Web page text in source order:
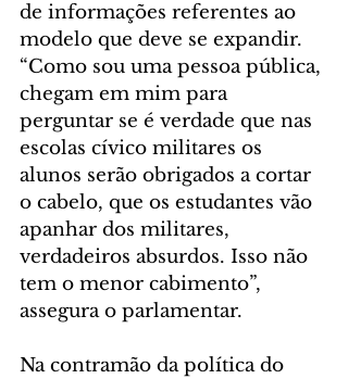
de informações referentes ao
modelo que deve se expandir.
“Como sou uma pessoa pública,
chegam em mim para
perguntar se é verdade que nas
escolas cívico militares os
alunos serão obrigados a cortar
o cabelo, que os estudantes vão
apanhar dos militares,
verdadeiros absurdos. Isso não
tem o menor cabimento”,
assegura o parlamentar.
Na contramão da política do